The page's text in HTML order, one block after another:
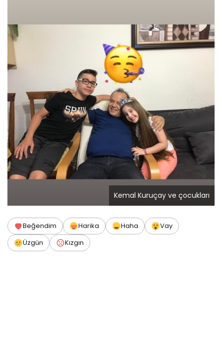
Kemal Kuruçay ve çocukları
Beğendim Harika Haha
Vay
Üzgün
Kızgın